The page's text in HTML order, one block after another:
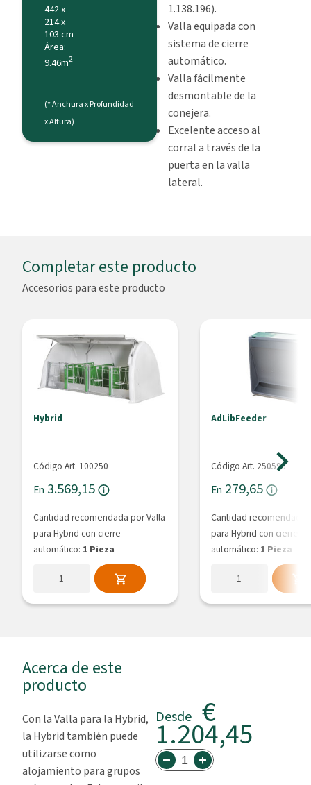
442 x
214 x
103 cm
Área:
9.46m2
(* Anchura x Profundidad
x Altura)
1.138.196).
Valla equipada con
sistema de cierre
automático.
Valla fácilmente
desmontable de la
conejera.
Excelente acceso al
corral a través de la
puerta en la valla
lateral.
Completar este producto
Accesorios para este producto
Hybrid
Código Art. 100250
En 3.569,15
Cantidad recomendada por Valla
para Hybrid con cierre
automático: 1 Pieza
AdLibFeeder
Código Art. 250595
En 279,65
Cantidad recomendada
para Hybrid con cierre
automático: 1 Pieza
Acerca de este
producto
Con la Valla para la Hybrid,
la Hybrid también puede
utilizarse como
alojamiento para grupos
Desde €
1.204,45